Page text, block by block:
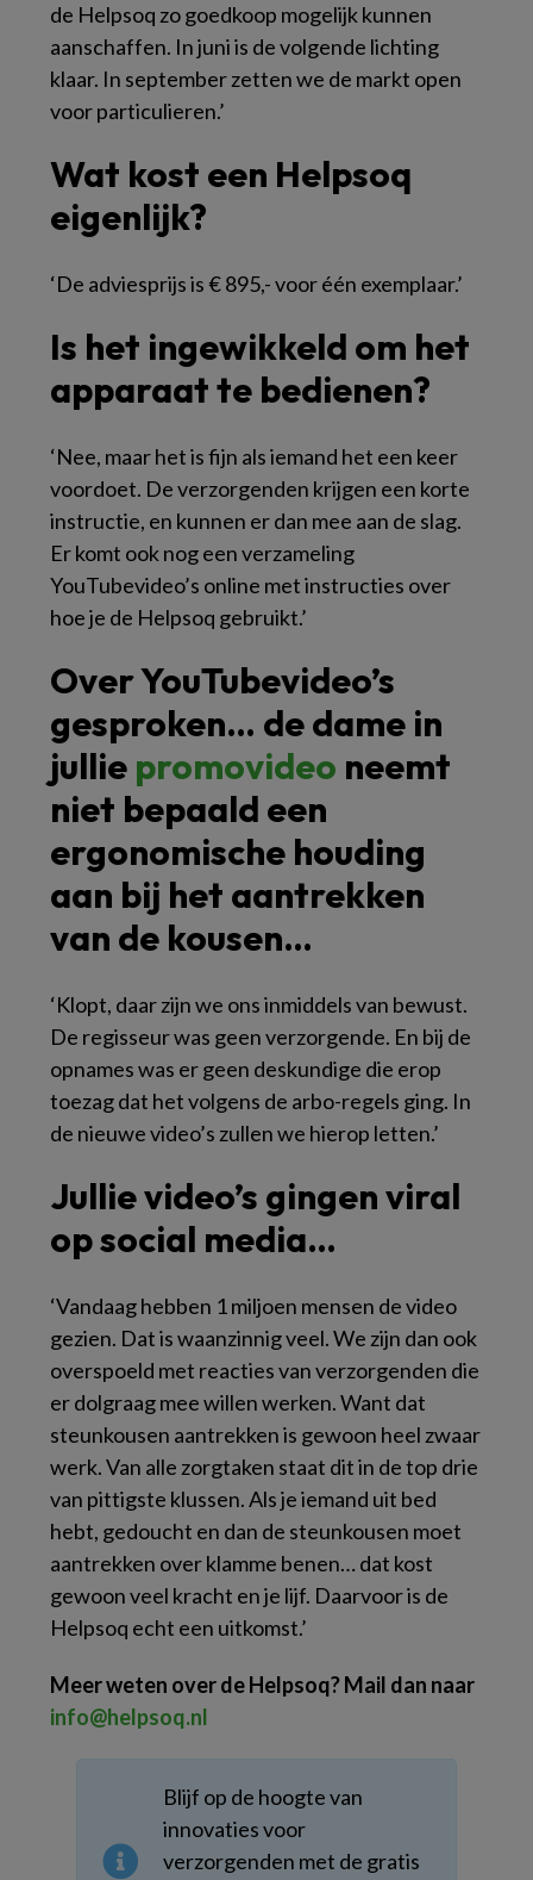
de Helpsoq zo goedkoop mogelijk kunnen
aanschaffen. In juni is de volgende lichting
klaar. In september zetten we de markt open
voor particulieren.’
Wat kost een Helpsoq
eigenlijk?
‘De adviesprijs is € 895,- voor één exemplaar.’
Is het ingewikkeld om het
apparaat te bedienen?
‘Nee, maar het is fijn als iemand het een keer
voordoet. De verzorgenden krijgen een korte
instructie, en kunnen er dan mee aan de slag.
Er komt ook nog een verzameling
YouTubevideo’s online met instructies over
hoe je de Helpsoq gebruikt.’
Over YouTubevideo’s
gesproken… de dame in
jullie promovideo neemt
niet bepaald een
ergonomische houding
aan bij het aantrekken
van de kousen…
‘Klopt, daar zijn we ons inmiddels van bewust.
De regisseur was geen verzorgende. En bij de
opnames was er geen deskundige die erop
toezag dat het volgens de arbo-regels ging. In
de nieuwe video’s zullen we hierop letten.’
Jullie video’s gingen viral
op social media…
‘Vandaag hebben 1 miljoen mensen de video
gezien. Dat is waanzinnig veel. We zijn dan ook
overspoeld met reacties van verzorgenden die
er dolgraag mee willen werken. Want dat
steunkousen aantrekken is gewoon heel zwaar
werk. Van alle zorgtaken staat dit in de top drie
van pittigste klussen. Als je iemand uit bed
hebt, gedoucht en dan de steunkousen moet
aantrekken over klamme benen… dat kost
gewoon veel kracht en je lijf. Daarvoor is de
Helpsoq echt een uitkomst.’
Meer weten over de Helpsoq? Mail dan naar
info@helpsoq.nl
Blijf op de hoogte van
innovaties voor
verzorgenden met de gratis